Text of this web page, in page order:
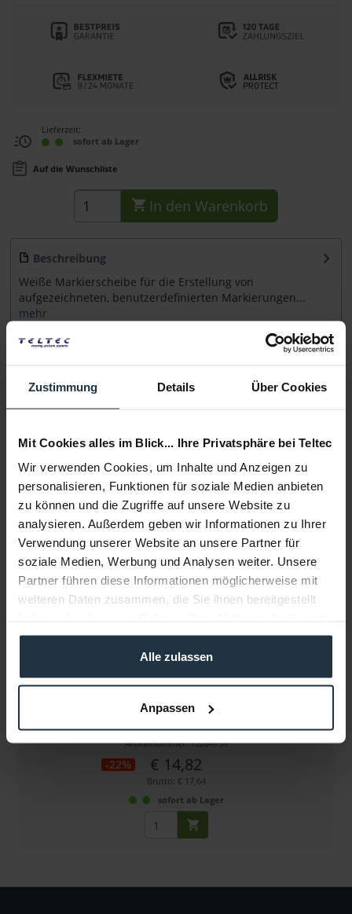
Zustimmung Details Über Cookies
Mit Cookies alles im Blick... Ihre Privatsphäre bei Teltec
Wir verwenden Cookies, um Inhalte und Anzeigen zu
personalisieren, Funktionen für soziale Medien anbieten
zu können und die Zugriffe auf unsere Website zu
analysieren. Außerdem geben wir Informationen zu Ihrer
Verwendung unserer Website an unsere Partner für
soziale Medien, Werbung und Analysen weiter. Unsere
Partner führen diese Informationen möglicherweise mit
weiteren Daten zusammen, die Sie ihnen bereitgestellt
gesammelt haben.
Alle zulassen
Anpassen
Lieferzeit:
sofort ab Lager
Auf die Wunschliste
In den Warenkorb
Beschreibung
Weiße Markierscheibe für die Erstellung von
aufgezeichneten, benutzerdefinierten Markierungen...
mehr
Infos zu Hersteller & Produktsicherheit
Folgende Infos zum Hersteller sind verfübar......mehr
Weitere Artikel von Tilta ansehen
Tilta WLC-T04-PC
Micro USB to Micro USB Nano Motor Power Cable
Artikelnummer: 12284739
-22% € 14,82
Brutto: € 17,64
sofort ab Lager